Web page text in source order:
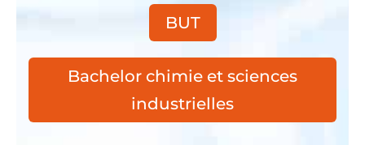
BUT
Bachelor chimie et sciences
industrielles